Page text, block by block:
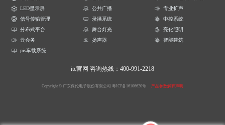
LED显示屏
公共广播
专业扩声
信号传输管理
录播系统
中控系统
分布式平台
舞台灯光
亮化照明
云会务
扬声器
智能建筑
pis车载系统
itc官网 咨询热线：400-991-2218
Copyright © 广东保伦电子股份有限公司 粤ICP备16106620号 产品参数解释声明